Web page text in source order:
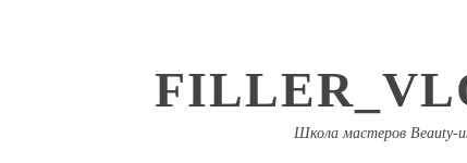
Школа мастеров Beauty-